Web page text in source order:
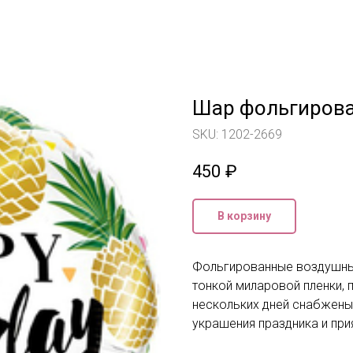
Шар
SKU: 1202-2669
450 ₽
В корзину
Фольгированные
тонкой миларовой пленки,
нескольких дней
украшения праздника и